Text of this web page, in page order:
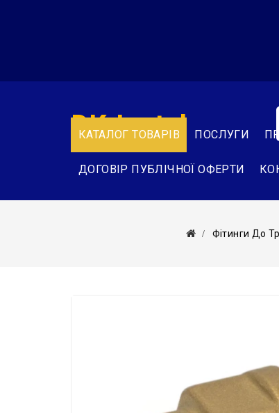
КАТАЛОГ ТОВАРІВ ПОСЛУГИ
ДОГОВІР ПУБЛІЧНОЇ ОФЕРТИ
DK-Instal
Фітинги До